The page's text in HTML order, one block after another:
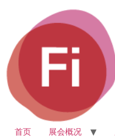
首页 展会概况